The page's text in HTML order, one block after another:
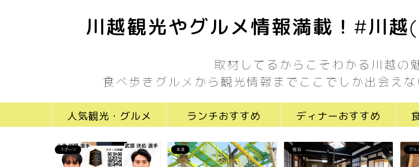
川越観光やグルメ情報満載！#川越
取材してるからこそわかる川越の
食べ歩きグルメから観光情報までここでしか出会えな
人気観光・グルメ ランチおすすめ ディナーおすすめ
スポーツ 生活 宿泊 グル